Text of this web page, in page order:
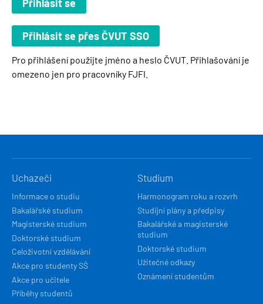
Pro přihlášení použijte jméno a heslo ČVUT. Přihlašování je
omezeno jen pro pracovníky FJFI.
NAVIGACE
Uchazeči
Informace o studiu
Bakalářské studium
Magisterské studium
Doktorské studium
Celoživotní vzdělávání
Akce pro studenty SŠ
Akce pro učitele
Příběhy studentů
Studium
Harmonogram roku a rozvrh
Studijní plány a předpisy
Bakalářské a magisterské
studium
Doktorské studium
Užitečné odkazy
Oznámení studentům